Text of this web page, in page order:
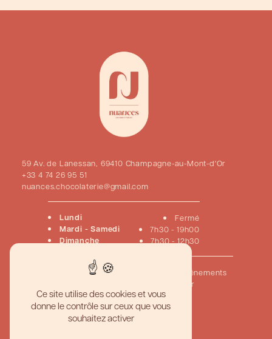
59 Av. de Lanessan, 69410 Champagne-au-Mont-d'Or
+33 4 74 26 95 51
nuances.chocolaterie@gmail.com
Lundi Fermé
Mardi - Samedi 7h30 - 19h00
Dimanche 7h30 - 12h30
PâtisseriesChocolats
Événements
Nous contacter
Pâtisserie artisanale haut de gamme
Meilleur gâteau personnalisé
Ce site utilise des cookies et vous
donne le contrôle sur ceux que vous
souhaitez activer